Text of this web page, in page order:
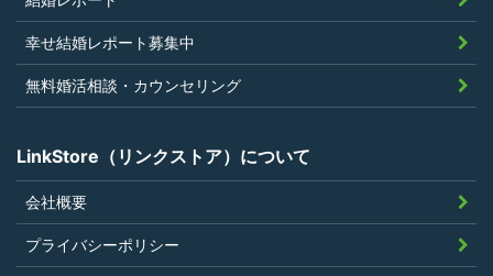
幸せ結婚レポート募集中
無料婚活相談・カウンセリング
LinkStore（リンクストア）について
会社概要
プライバシーポリシー